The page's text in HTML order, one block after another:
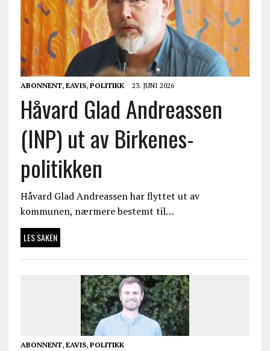
ABONNENT, EAVIS, POLITIKK 23. JUNI 2026
Håvard Glad Andreassen
(INP) ut av Birkenes-
politikken
Håvard Glad Andreassen har flyttet ut av
kommunen, nærmere bestemt til…
LES SAKEN
ABONNENT, EAVIS, POLITIKK